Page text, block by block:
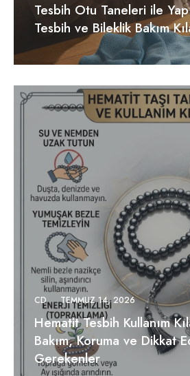
Tesbih Otu Taneleri ile
Tesbih ve Bileklik Bakım
CD TEMMUZ 14, 2026
Hematit Tesbih Kullanım
Bakım, Koruma ve Dikkat
Gerekenler